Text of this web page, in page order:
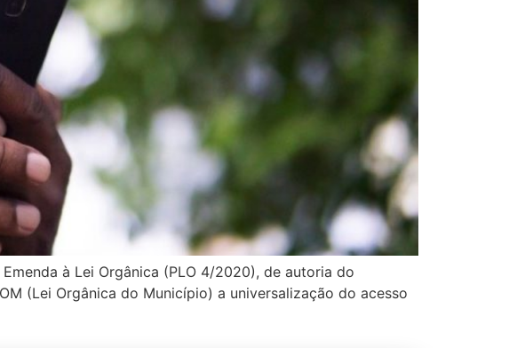
à Lei Orgânica (PLO 4/2020), de autoria do
(Lei Orgânica do Município) a universalização do acesso